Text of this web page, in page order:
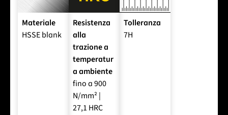
Materiale
HSSE blank
Resistenza
alla
trazione a
temperatur
a ambiente
fino a 900
N/mm² |
27,1 HRC
Tolleranza
7H